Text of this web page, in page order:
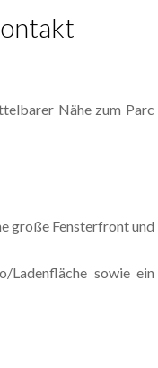
Nähe zum Parc
große Fensterfront und
sowie ein